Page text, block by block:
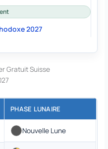
2027
Gratuit Suisse
PHASE LUNAIRE
Nouvelle Lune